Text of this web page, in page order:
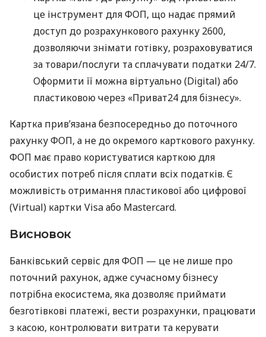
це інструмент для ФОП, що надає прямий
доступ до розрахункового рахунку 2600,
дозволяючи знімати готівку, розраховуватися
за товари/послуги та сплачувати податки 24/7.
Оформити її можна віртуально (Digital) або
пластиковою через «Приват24 для бізнесу».
Картка прив’язана безпосередньо до поточного
рахунку ФОП, а не до окремого карткового рахунку.
ФОП має право користуватися карткою для
особистих потреб після сплати всіх податків. Є
можливість отримання пластикової або цифрової
(Virtual) картки Visa або Mastercard.
Висновок
Банківський сервіс для ФОП — це не лише про
поточний рахунок, адже сучасному бізнесу
потрібна екосистема, яка дозволяє приймати
безготівкові платежі, вести розрахунки, працювати
з касою, контролювати витрати та керувати